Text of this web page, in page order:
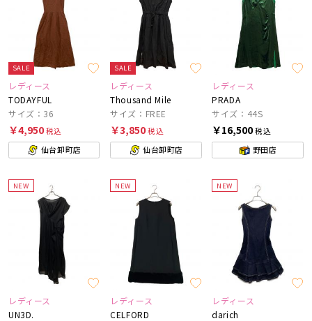
SALE
レディース
TODAYFUL
サイズ：36
￥4,950税込
仙台卸町店
SALE
レディース
Thousand Mile
サイズ：FREE
￥3,850税込
仙台卸町店
レディース
PRADA
サイズ：44S
￥16,500税込
野田店
NEW
レディース
UN3D.
NEW
レディース
CELFORD
NEW
レディース
darich